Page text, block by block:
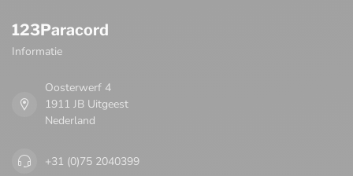
123Paracord
Informatie
Oosterwerf 4
1911 JB Uitgeest
Nederland
+31 (0)75 2040399